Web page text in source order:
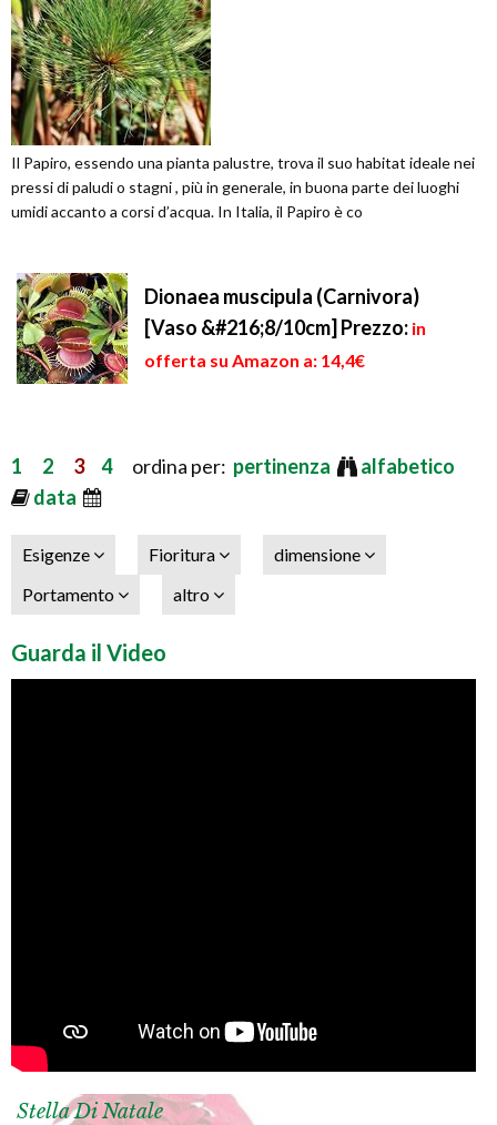
Il Papiro, essendo una pianta palustre, trova il suo habitat ideale nei
pressi di paludi o stagni , più in generale, in buona parte dei luoghi
umidi accanto a corsi d’acqua. In Italia, il Papiro è co
Dionaea muscipula (Carnivora)
[Vaso &#216;8/10cm] Prezzo: in
offerta su Amazon a: 14,4€
1 2 3 4ordina per: pertinenza
alfabetico
data
Esigenze Fioritura
dimensione
Portamento
altro
Guarda il Video
Stella Di Natale